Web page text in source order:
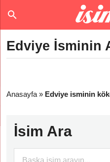
Edviye İsminin
Anasayfa » Edviye isminin
İsim Ara